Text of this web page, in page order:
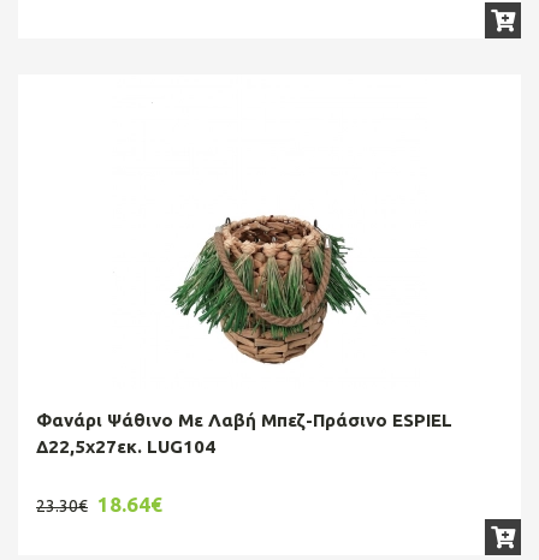
Φανάρι Ψάθινο Με Λαβή Μπεζ-Πράσινο ESPIEL
Δ22,5x27εκ. LUG104
23.30€ 18.64€